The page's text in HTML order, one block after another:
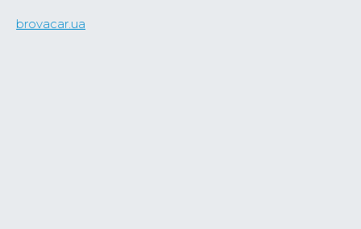
brovacar.ua